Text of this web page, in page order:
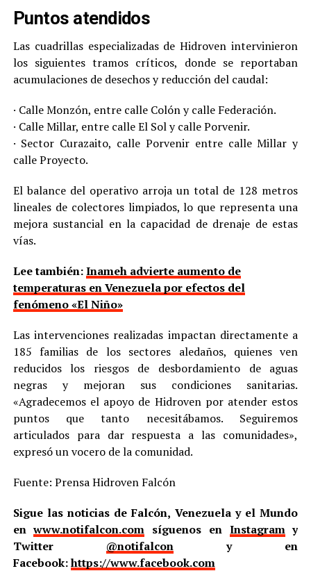
Puntos atendidos
Las cuadrillas especializadas de Hidroven intervinieron
los siguientes tramos críticos, donde se reportaban
acumulaciones de desechos y reducción del caudal:
· Calle Monzón, entre calle Colón y calle Federación.
· Calle Millar, entre calle El Sol y calle Porvenir.
· Sector Curazaito, calle Porvenir entre calle Millar y
calle Proyecto.
El balance del operativo arroja un total de 128 metros
lineales de colectores limpiados, lo que representa una
mejora sustancial en la capacidad de drenaje de estas
vías.
Lee también:Inameh advierte aumento de
temperaturas en Venezuela por efectos del
fenómeno «El Niño»
Las intervenciones realizadas impactan directamente a
185 familias de los sectores aledaños, quienes ven
reducidos los riesgos de desbordamiento de aguas
negras y mejoran sus condiciones sanitarias.
«Agradecemos el apoyo de Hidroven por atender estos
puntos que tanto necesitábamos. Seguiremos
articulados para dar respuesta a las comunidades»,
expresó un vocero de la comunidad.
Fuente: Prensa Hidroven Falcón
Sigue las noticias de Falcón, Venezuela y el Mundo
enwww.notifalcon.com síguenos en Instagramy
Twitter @notifalcony en
Facebook:https://www.facebook.com